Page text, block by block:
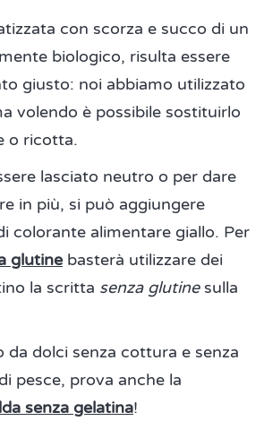
con scorza e succo di un
biologico, risulta essere
giusto: noi abbiamo utilizzato
volendo è possibile sostituirlo
o ricotta.
lasciato neutro o per dare
in più, si può aggiungere
colorante alimentare giallo. Per
glutinebasterà utilizzare dei
la scritta senza glutinesulla
da dolci senza cottura e senza
pesce, prova anche la
senza gelatina!